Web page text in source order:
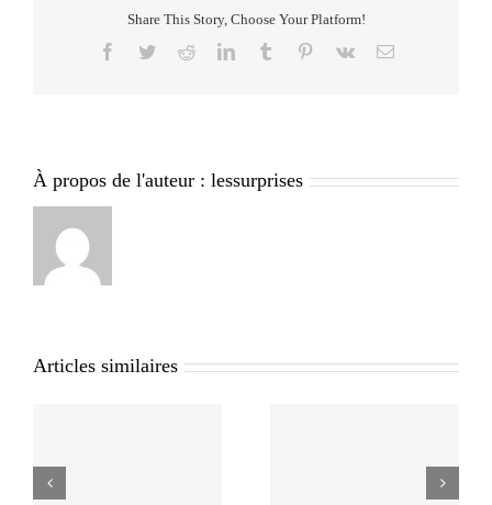
Share This Story, Choose Your Platform!
Facebook
TwitterRedditLinkedInTumblr Pinterest
Vk Email
À propos de l'auteur : lessurprises
Articles similaires